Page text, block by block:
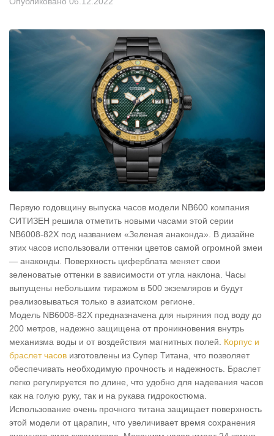
Первую годовщину выпуска часов модели NB600 компания
СИТИЗЕН решила отметить новыми часами этой серии
NB6008-82X под названием «Зеленая анаконда». В дизайне
этих часов использовали оттенки цветов самой огромной змеи
— анаконды. Поверхность циферблата меняет свои
зеленоватые оттенки в зависимости от угла наклона. Часы
выпущены небольшим тиражом в 500 экземляров и будут
реализовываться только в азиатском регионе.
Модель NB6008-82X предназначена для ныряния под воду до
200 метров, надежно защищена от проникновения внутрь
механизма воды и от воздействия магнитных полей. Корпус и
браслет часов изготовлены из Супер Титана, что позволяет
обеспечивать необходимую прочность и надежность. Браслет
легко регулируется по длине, что удобно для надевания часов
как на голую руку, так и на рукава гидрокостюма.
Использование очень прочного титана защищает поверхность
этой модели от царапин, что увеличивает время сохранения